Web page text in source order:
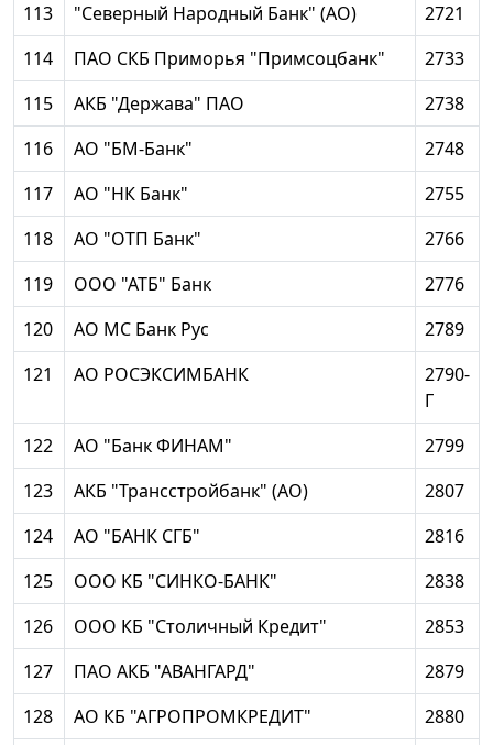
113
"Северный Народный Банк" (АО)
2721
114
ПАО СКБ Приморья "Примсоцбанк"
2733
115
АКБ "Держава" ПАО
2738
116
АО "БМ-Банк"
2748
117
АО "НК Банк"
2755
118
АО "ОТП Банк"
2766
119
ООО "АТБ" Банк
2776
120
АО МС Банк Рус
2789
121
АО РОСЭКСИМБАНК
2790-
Г
122
АО "Банк ФИНАМ"
2799
123
АКБ "Трансстройбанк" (АО)
2807
124
АО "БАНК СГБ"
2816
125
ООО КБ "СИНКО-БАНК"
2838
126
ООО КБ "Столичный Кредит"
2853
127
ПАО АКБ "АВАНГАРД"
2879
128
АО КБ "АГРОПРОМКРЕДИТ" 2880